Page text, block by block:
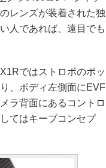
レンズが装着された独
人であれば、遠目でも
ではストロボのポッ
、ボディ左側面にEVF
ラ背面にあるコントロ
てはキープコンセプ